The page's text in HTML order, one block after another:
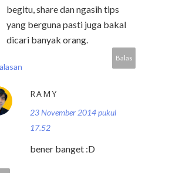
begitu, share dan ngasih tips
yang berguna pasti juga bakal
dicari banyak orang.
Balas
RAMY
23 November 2014 pukul
17.52
bener banget :D